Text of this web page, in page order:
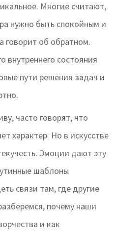
Многие считают,
нужно быть спокойным и
говорит об обратном.
внутреннего состояния
пути решения задач и
часто говорят, что
характер. Но в искусстве
Эмоции дают эту
шаблоны
связи там, где другие
почему наши
и как